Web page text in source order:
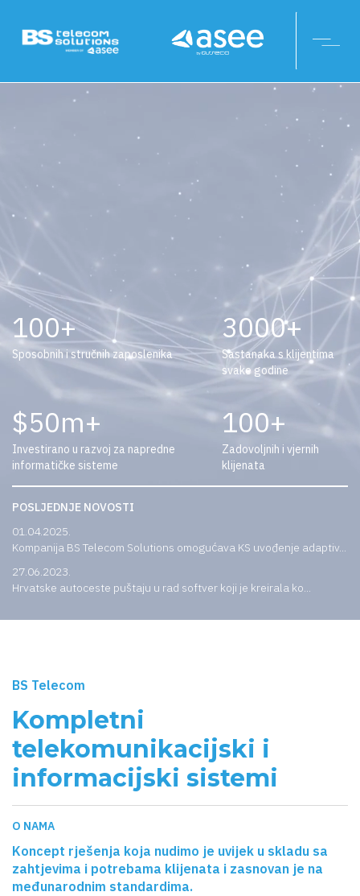
100
Sposobnih i stručnih zaposlenika
3000
Sastanaka s klijentima
svake godine
50
Investirano u razvoj za napredne
informatičke sisteme
100
Zadovoljnih i vjernih
klijenata
POSLJEDNJE NOVOSTI
01.04.2025.
Kompanija BS Telecom Solutions omogućava KS uvođenje adaptiv...
27.06.2023.
Hrvatske autoceste puštaju u rad softver koji je kreirala ko...
BS Telecom
Kompletni
telekomunikacijski i
informacijski sistemi
O NAMA
Koncept rješenja koja nudimo je uvijek u skladu sa
zahtjevima i potrebama klijenata i zasnovan je na
međunarodnim standardima.